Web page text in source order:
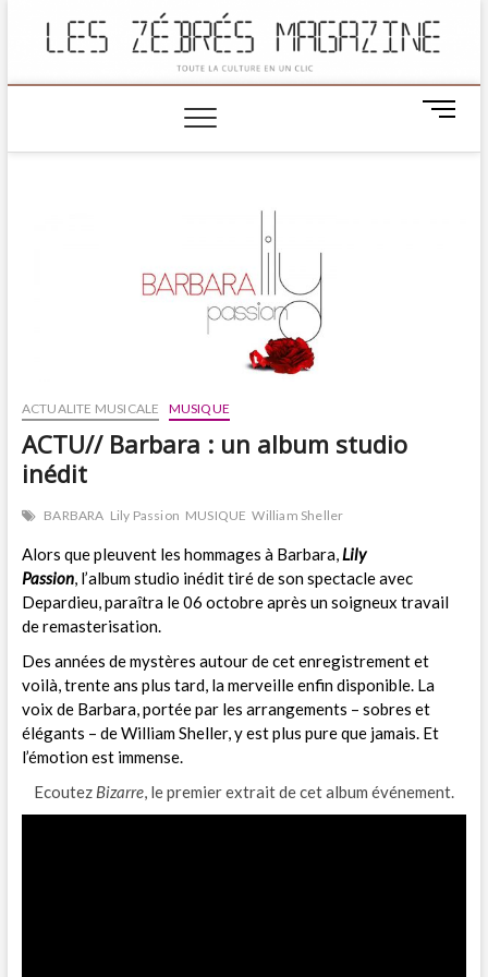
M
n
ACTUALITE MUSICALE MUSIQUE
ACTU// Barbara : un album studio
inédit
BARBARA Lily Passion MUSIQUE William Sheller
Alors que pleuvent les hommages à Barbara,Lily
Passion, l’album studio inédit tiré de son spectacle avec
Depardieu, paraîtra le 06 octobre après un soigneux travail
de remasterisation.
Des années de mystères autour de cet enregistrement et
voilà, trente ans plus tard, la merveille enfin disponible. La
voix de Barbara, portée par les arrangements – sobres et
élégants – de William Sheller, y est plus pure que jamais. Et
l’émotion est immense.
EcoutezBizarre, le premier extrait de cet album événement.